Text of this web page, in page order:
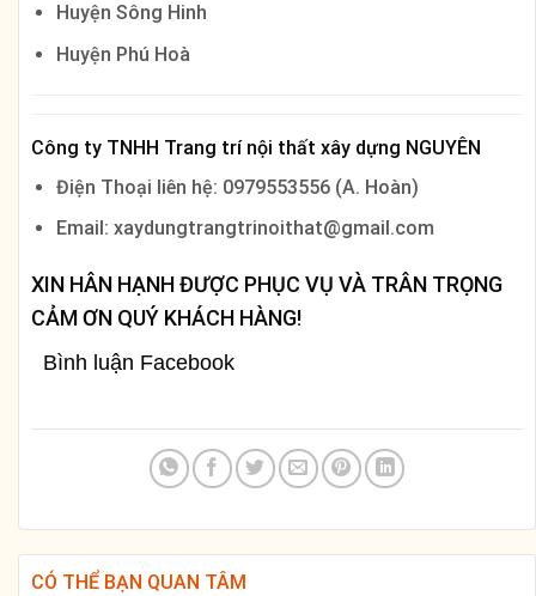
Huyện Sông Hinh
Huyện Phú Hoà
Công ty TNHH Trang trí nội thất xây dựng NGUYÊN
Điện Thoại liên hệ: 0979553556 (A. Hoàn)
Email: xaydungtrangtrinoithat@gmail.com
XIN HÂN HẠNH ĐƯỢC PHỤC VỤ VÀ TRÂN TRỌNG
CẢM ƠN QUÝ KHÁCH HÀNG!
Bình luận Facebook
CÓ THỂ BẠN QUAN TÂM